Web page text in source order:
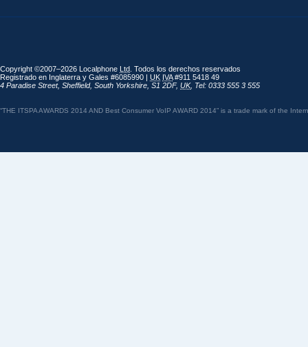
Copyright ©2007–2026 Localphone Ltd . Todos los derechos reservados
Registrado en Inglaterra y Gales #6085990 | UK IVA#911 5418 49
4 Paradise Street, Sheffield, South Yorkshire S1 2DF, UK, Tel: 0333 555 3 555
“THE ITSPA AWARDS 2014 AND Best Consumer VoIP AWARD 2014” is a trade mark of the